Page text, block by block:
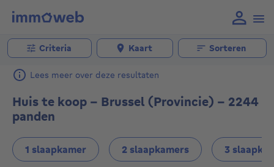
Criteria Kaart Sorteren
Lees meer over deze resultaten
Huis te koop - Brussel (Provincie) - 2244
panden
1 slaapkamer 2 slaapkamers 3